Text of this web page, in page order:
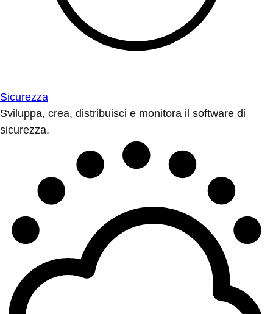
Sicurezza
Sviluppa, crea, distribuisci e monitora il software di
sicurezza.